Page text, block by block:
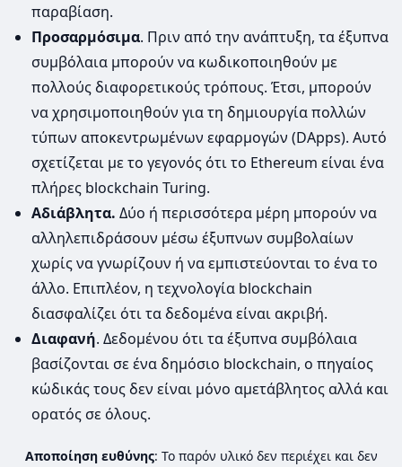
παραβίαση.
Προσαρμόσιμα. Πριν από την ανάπτυξη, τα έξυπνα
συμβόλαια μπορούν να κωδικοποιηθούν με
πολλούς διαφορετικούς τρόπους. Έτσι, μπορούν
να χρησιμοποιηθούν για τη δημιουργία πολλών
τύπων αποκεντρωμένων εφαρμογών (DApps). Αυτό
σχετίζεται με το γεγονός ότι το Ethereum είναι ένα
πλήρες blockchain Turing.
Αδιάβλητα. Δύο ή περισσότερα μέρη μπορούν να
αλληλεπιδράσουν μέσω έξυπνων συμβολαίων
χωρίς να γνωρίζουν ή να εμπιστεύονται το ένα το
άλλο. Επιπλέον, η τεχνολογία blockchain
διασφαλίζει ότι τα δεδομένα είναι ακριβή.
Διαφανή. Δεδομένου ότι τα έξυπνα συμβόλαια
βασίζονται σε ένα δημόσιο blockchain, ο πηγαίος
κώδικάς τους δεν είναι μόνο αμετάβλητος αλλά και
ορατός σε όλους.
Αποποίηση ευθύνης: Το παρόν υλικό δεν περιέχει και δεν